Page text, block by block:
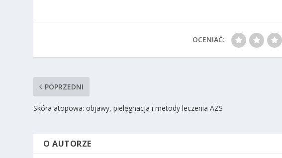
OCENIAĆ:
POPRZEDNI
Skóra atopowa: objawy, pielęgnacja i metody leczenia AZS
O AUTORZE